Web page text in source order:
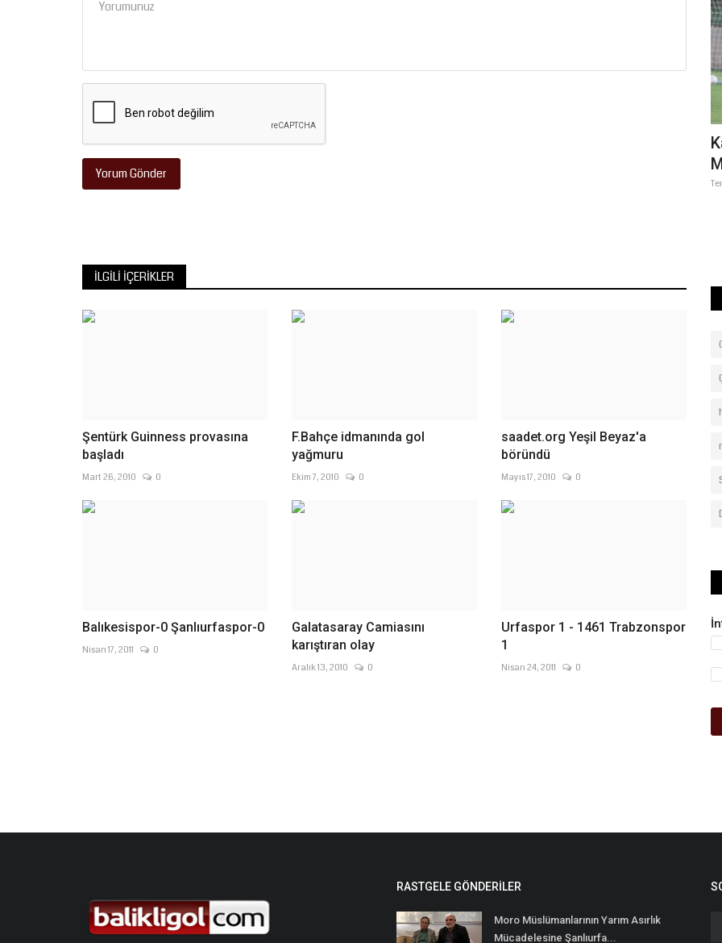
Yorum Gönder
İLGILI İÇERIKLER
Şentürk Guinness provasına
başladı
Mart 26, 2010 0
F.Bahçe idmanında gol
yağmuru
Ekim 7, 2010 0
saadet.org Yeşil Beyaz'a
böründü
Mayıs 17, 2010 0
Balıkesispor-0 Şanlıurfaspor-0
Nisan 17, 2011 0
Galatasaray Camiasını
karıştıran olay
Aralık 13, 2010 0
Urfaspor 1 - 1461 Trabzonspor
1
Nisan 24, 2011 0
Şanlıurfaspor’da İlk Etap Tamamlandı:
Rota Şimdi Bolu!
RASTGELE GÖNDERILER
Moro Müslümanlarının Yarım Asırlık
Mücadelesine Şanlıurfa...